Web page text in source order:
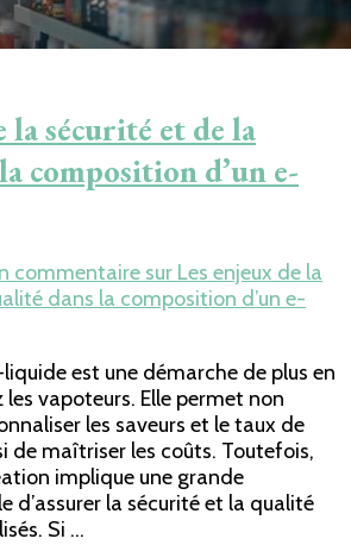
la sécurité et de la
composition d’un e-
commentaire sur Les enjeux de la
dans la composition d’un e-
est une démarche de plus en
les vapoteurs. Elle permet non
les saveurs et le taux de
de maîtriser les coûts. Toutefois,
implique une grande
d’assurer la sécurité et la qualité
Si …